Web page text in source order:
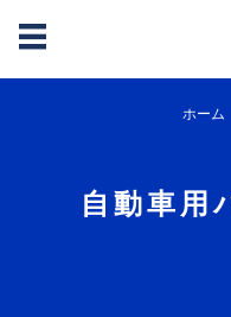
ホーム
自動車用